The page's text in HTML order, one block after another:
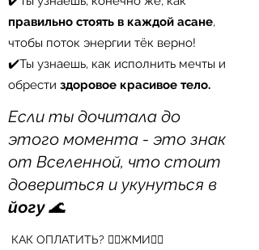
правильно стоять в каждой асане,
чтобы поток энергии тёк верно!
✔️Ты узнаешь, как исполнить мечты и
обрести здоровое красивое тело.
Если ты дочитала до
этого момента - это знак
от Вселенной, что стоит
довериться и укунуться в
йогу🌊
КАК ОПЛАТИТЬ? 👉🏼ЖМИ👈🏼